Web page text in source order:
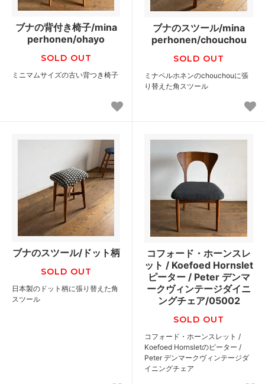
ブナの背付き椅子/mina
perhonen/ohayo
SOLD OUT
ミニマムサイズの古い背つき椅子
ブナのスツール/mina
perhonen/chouchou
SOLD OUT
ミナペルホネンのchouchouに張
り替えた角スツール
ブナのスツール/ドット柄
SOLD OUT
日本製のドット柄に張り替えた角
スツール
コフォード・ホーンスレ
ット / Koefoed Hornslet
ピーター / Peter デンマ
ークヴィンテージダイニ
ングチェア/05002
SOLD OUT
コフォード・ホーンスレット /
Koefoed Hornsletのピーター /
Peter デンマークヴィンテージダ
イニングチェア